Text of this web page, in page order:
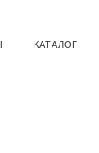
КАТАЛОГ